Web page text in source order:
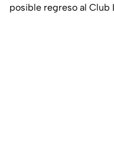
posible regreso al Club